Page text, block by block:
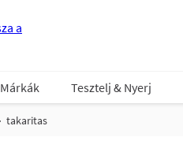
Márkák Tesztelj & Nyerj
takaritas